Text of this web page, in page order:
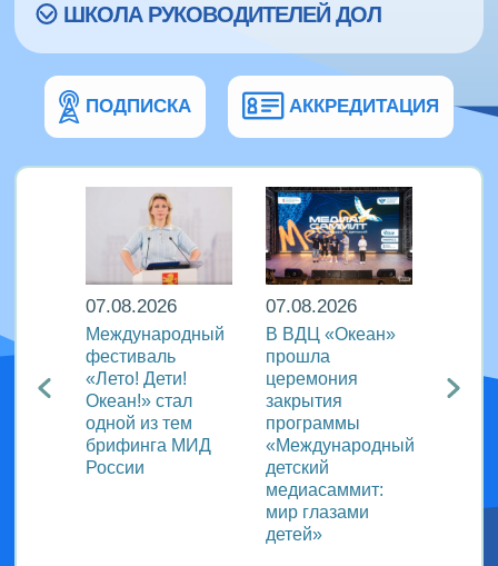
ШКОЛА РУКОВОДИТЕЛЕЙ ДОЛ
ПОДПИСКА АККРЕДИТАЦИЯ
07.08.2026
Международный
фестиваль
«Лето! Дети!
Океан!» стал
одной из тем
брифинга МИД
России
07.08.2026
В ВДЦ «Океан»
прошла
церемония
закрытия
программы
«Международный
детский
медиасаммит:
мир глазами
детей»
VIII